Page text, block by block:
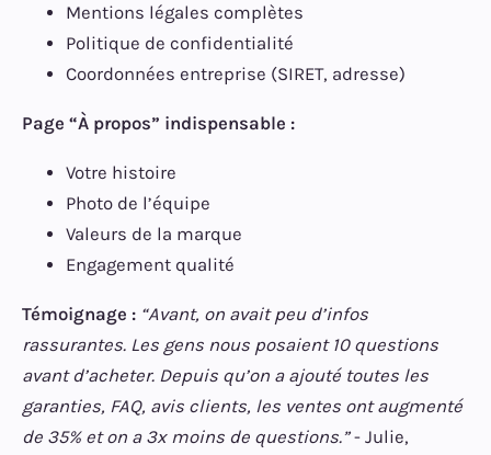
Mentions légales complètes
Politique de confidentialité
Coordonnées entreprise (SIRET, adresse)
Page “À propos” indispensable :
Votre histoire
Photo de l’équipe
Valeurs de la marque
Engagement qualité
Témoignage : “Avant, on avait peu d’infos
rassurantes. Les gens nous posaient 10 questions
avant d’acheter. Depuis qu’on a ajouté toutes les
garanties, FAQ, avis clients, les ventes ont augmenté
de 35% et on a 3x moins de questions.”- Julie,